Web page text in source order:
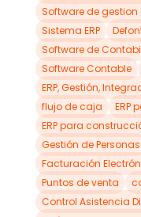
Software de gestion
Sistema ERP
Software de
Software Contable
ERP, Gestión,
flujo de caja
ERP
ERP para
Gestión de Personas
Facturación
Puntos de venta
Control Asistencia